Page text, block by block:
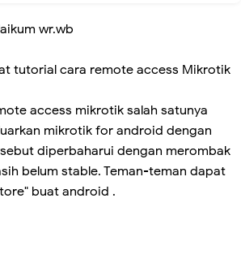
wr.wb
tutorial cara remote access Mikrotik
access mikrotik salah satunya
mikrotik for android dengan
diperbaharui dengan merombak
belum stable. Teman-teman dapat
buat android .